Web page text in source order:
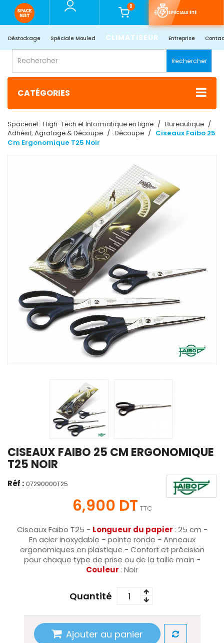
0
SPÉCIALE ÉTÉ
Déstockage Spéciale Mouled CLIMATISEUR Entreprise
Rechercher
CATÉGORIES
Spacenet : High-Tech et Informatique en ligne
Bureautique
Adhésif, Agrafage & Découpe
Découpe
Ciseaux Faibo 25
Cm Ergonomique T25 Noir
CISEAUX FAIBO 25 CM ERGONOMIQUE
T25 NOIR
Réf : 07290000T25
6,900 DT TTC
Ciseaux Faibo T25 - Longueur du papier : 25 cm -
En acier inoxydable - pointe ronde - Anneaux
ergonomiques en plastique - Confort et précision
pour chaque type de prise ou de la taille main -
Couleur : Noir
Quantité
Ajouter au panier